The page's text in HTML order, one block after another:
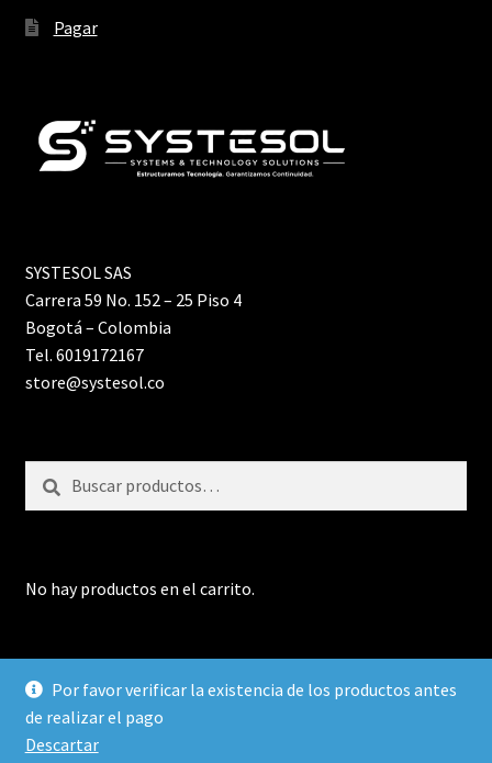
Por favor verificar la existencia de los productos antes
de realizar el pago
Descartar
Pagar
SYSTESOL SAS
Carrera 59 No. 152 – 25 Piso 4
Bogotá – Colombia
Tel. 6019172167
store@systesol.co
Buscar
Buscar
No hay productos en el carrito.
Diseñado por SYSTESOL SAS 2021